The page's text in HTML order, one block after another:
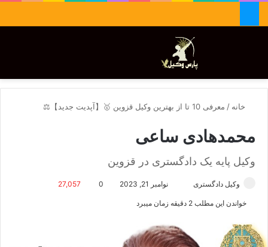
تغییر پوسته
خانه / معرفی 10 تا از بهترین وکیل قزوین 🥇【آپدیت جدید】⚖️
محمدهادی ساعی
وکیل پایه یک دادگستری در قزوین
وکیل دادگستری
ا
ل
نوامبر 21, 2023 0
27,057
خواندن این مطلب 2 دقیقه زمان میبرد